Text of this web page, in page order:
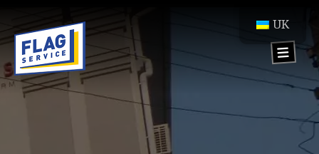
UK